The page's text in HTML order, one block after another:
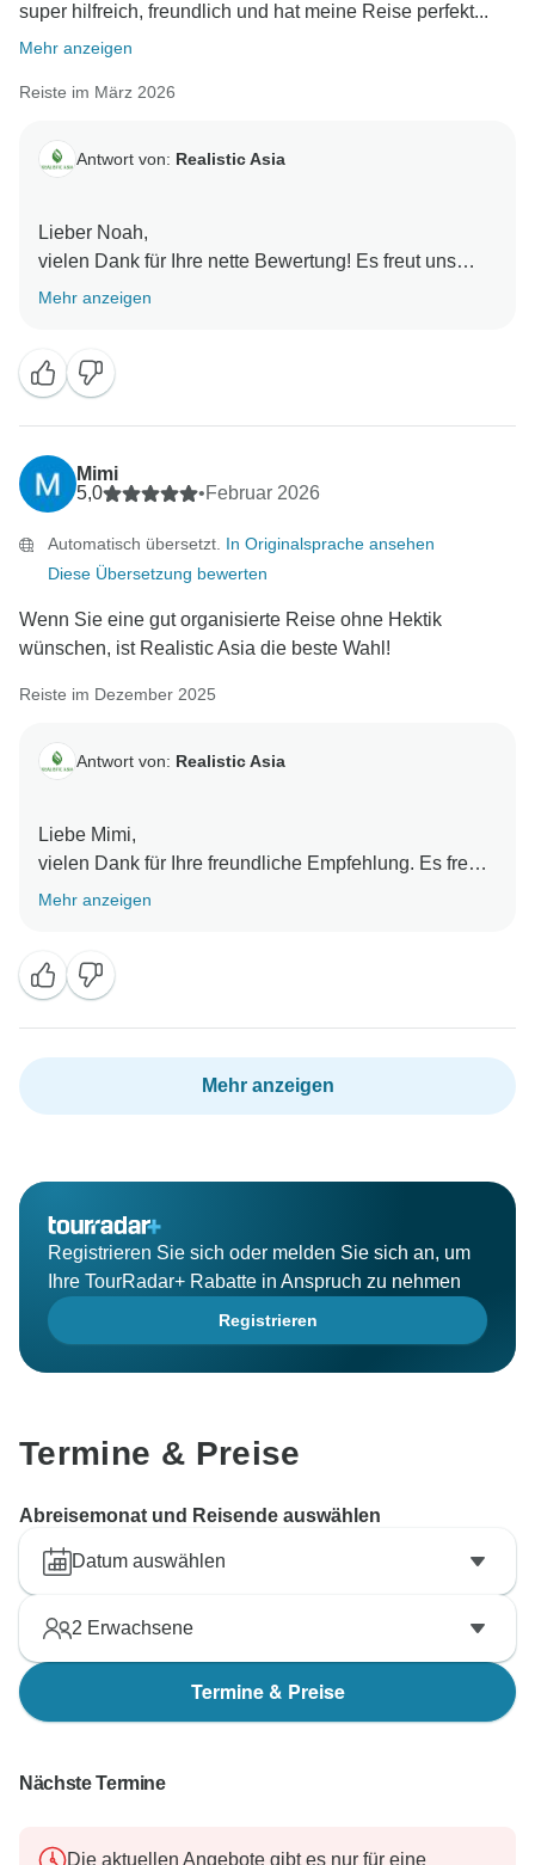
super hilfreich, freundlich und hat meine Reise perfekt...
Mehr anzeigen
Reiste im März 2026
Antwort von: Realistic Asia
Lieber Noah,
vielen Dank für Ihre nette Bewertung! Es freut uns
sehr zu hören, dass Sie eine tolle Zeit in Vietnam
konnte. Ihre Empfehlung bedeutet uns wirklich sehr
viel. Wir hoffen, Sie in Zukunft auf einer weiteren
wunderbaren Reise begrüßen zu dürfen!
Mit freundlichen Grüßen,
Mehr anzeigen
Mimi
5,0
•Februar 2026
Automatisch übersetzt. In Originalsprache ansehen
Diese Übersetzung bewerten
Wenn Sie eine gut organisierte Reise ohne Hektik
wünschen, ist Realistic Asia die beste Wahl!
Reiste im Dezember 2025
Antwort von: Realistic Asia
Liebe Mimi,
vielen Dank für Ihre freundliche Empfehlung. Es freut
uns sehr zu hören, dass Sie eine gut organisierte,
genau das, wonach wir streben, und Ihre Worte
motivieren unser Team wirklich. Wir hoffen, Sie bei
einem weiteren denkwürdigen Abenteuer in Asien
wieder begrüßen zu dürfen.
Mehr anzeigen
Mehr anzeigen
Registrieren Sie sich oder melden Sie sich an, um
Ihre TourRadar+ Rabatte in Anspruch zu nehmen
Registrieren
Termine & Preise
Abreisemonat und Reisende auswählen
Datum auswählen
2 Erwachsene
Termine & Preise
Nächste Termine
Die aktuellen Angebote gibt es nur für eine